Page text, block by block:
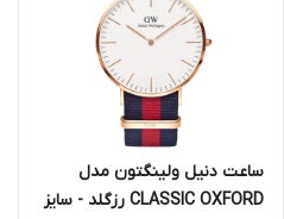
ساعت دنیل ولینگتون مدل
CLASSIC OXFORD رزگلد - سایز